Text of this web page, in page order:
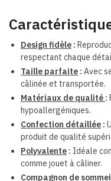
Design fidèle :
respectant chaque
Taille parfaite : Avec
câlinée et transportée.
Matériaux de qualité :
hypoallergéniques.
Confection détaillée :
produit de qualité
Polyvalente : Idéale
comme jouet à câliner.
Compagnon de sommei